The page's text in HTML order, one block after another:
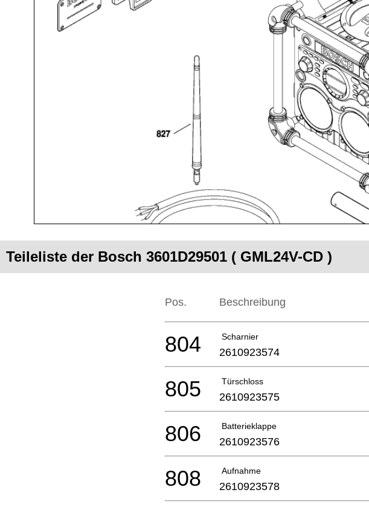
Teileliste der Bosch 3601D29501 ( GML24V-CD )
Pos. Beschreibung
Scharnier
804 2610923574
Türschloss
805 2610923575
Batterieklappe
806 2610923576
Aufnahme
808 2610923578